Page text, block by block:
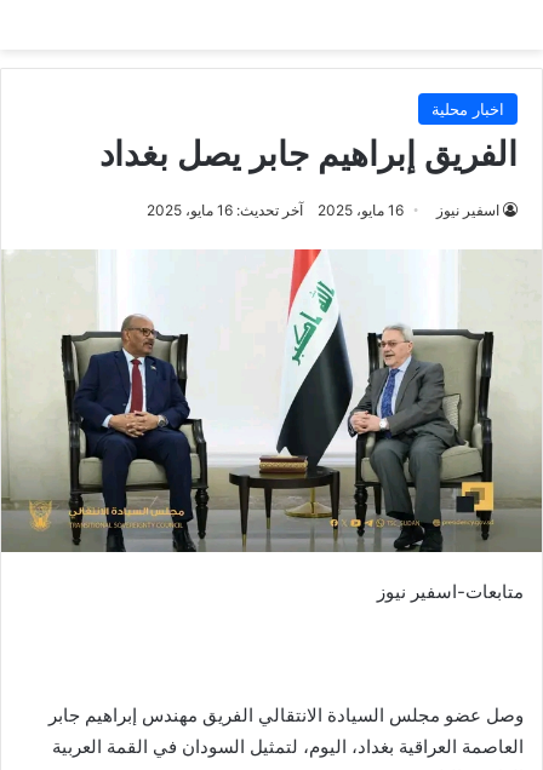
اخبار محلية
الفريق إبراهيم جابر يصل بغداد
اسفير نيوز 16 مايو، 2025 آخر تحديث: 16 مايو، 2025
متابعات-اسفير نيوز
وصل عضو مجلس السيادة الانتقالي الفريق مهندس إبراهيم جابر
العاصمة العراقية بغداد، اليوم، لتمثيل السودان في القمة العربية